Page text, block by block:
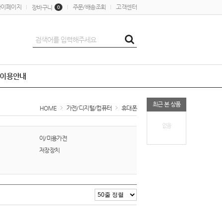
페이지 장바구니 0 주문/배송조회 고객센터
이용안내
최근 본 상품
없음
HOME 가전/디지털/컴퓨터 휴대폰
이/미용가전
저장장치